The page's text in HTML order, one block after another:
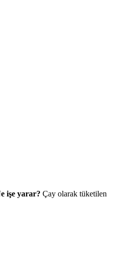
işe yarar? Çay olarak tüketilen